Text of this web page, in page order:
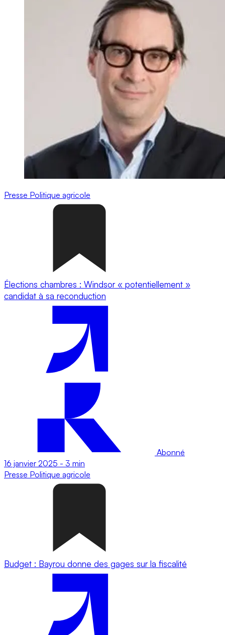
Presse Politique agricole
Élections chambres : Windsor « potentiellement »
candidat à sa reconduction
Abonné
16 janvier 2025 - 3 min
Presse Politique agricole
Budget : Bayrou donne des gages sur la fiscalité